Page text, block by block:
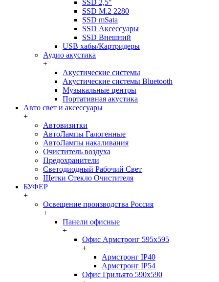
SSD 2,5"
SSD M.2 2280
SSD mSata
SSD Аксессуары
SSD Внешний
USB хабы/Картридеры
Аудио акустика
+
Акустические системы
Акустические системы Bluetooth
Музыкальные центры
Портативная акустика
Авто свет и аксессуары
+
Автовизитки
АвтоЛампы Галогенные
АвтоЛампы накаливания
Очиститель воздуха
Предохранители
Светодиодный Рабочий Свет
Щетки Стекло Очистителя
БУФЕР
+
Освещение производства Россия
+
Панели офисные
+
Офис Армстронг 595x595
+
Армстронг IP40
Армстронг IP54
Офис Грильято 590x590